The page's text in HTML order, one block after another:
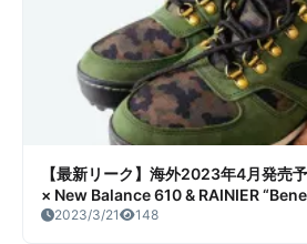
【最新リーク】海外2023年4月発売
× New Balance 610 & RAINIER
Pack リーク情報まとめ
2023/3/21 148